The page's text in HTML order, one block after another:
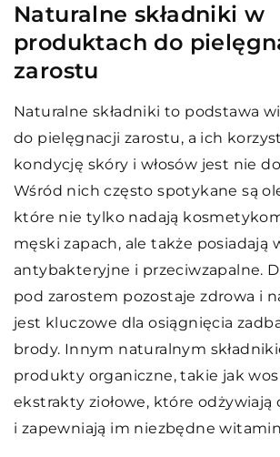
Naturalne składniki w
produktach do
zarostu
Naturalne składniki to podstawa
do pielęgnacji zarostu, a ich
kondycję skóry i włosów jest nie
Wśród nich często spotykane są
które nie tylko nadają
męski zapach, ale także posiadają
antybakteryjne i przeciwzapalne.
pod zarostem pozostaje zdrowa i
jest kluczowe dla osiągnięcia
brody. Innym naturalnym
produkty organiczne, takie jak
ekstrakty ziołowe, które odżywiają
i zapewniają im niezbędne